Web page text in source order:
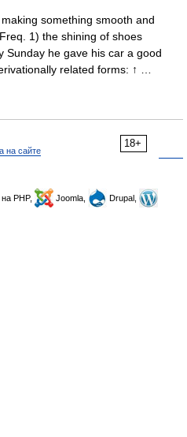
something smooth and
1) the shining of shoes
Sunday he gave his car a good
related forms: ↑ …
18+
на сайте
PHP, Joomla,
Drupal,